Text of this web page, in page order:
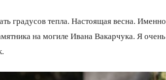
градусов тепла. Настоящая весна. Именно
на могиле Ивана Вакарчука. Я очень